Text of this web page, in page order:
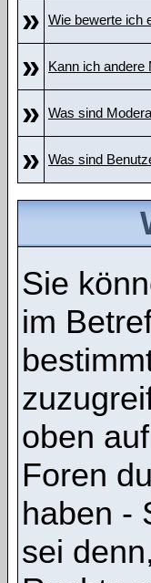
» Wie bewerte ich
» Kann ich andere
» Was sind
» Was sind
Sie
im
oben
Foren
haben -
sei